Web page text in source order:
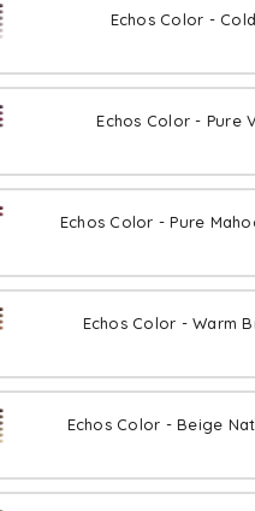
Echos Color -
Echos Color - Pure
Echos Color - Pure
Echos Color - Warm
Echos Color - Beige